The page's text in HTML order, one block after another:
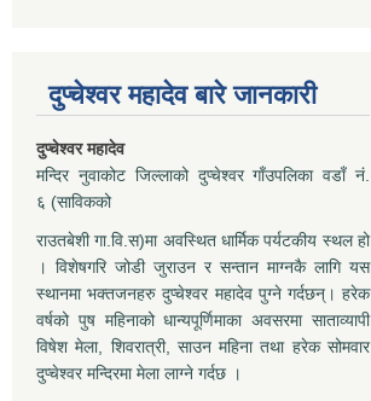
दुप्चेश्वर महादेव बारे जानकारी
दुप्चेश्वर महादेव
मन्दिर नुवाकोट जिल्लाको दुप्चेश्वर गाँउपलिका वडाँ नं.
६ (साविकको
राउतबेशी गा.वि.स)मा अवस्थित धार्मिक पर्यटकीय स्थल हो
। विशेषगरि जोडी जुराउन र सन्तान माग्नकै लागि यस
स्थानमा भक्तजनहरु दुप्चेश्वर महादेव पुग्ने गर्दछन्। हरेक
वर्षको पुष महिनाको धान्यपूर्णिमाका अवसरमा साताव्यापी
विषेश मेला, शिवरात्री, साउन महिना तथा हरेक सोमवार
दुप्चेश्वर मन्दिरमा मेला लाग्ने गर्दछ ।